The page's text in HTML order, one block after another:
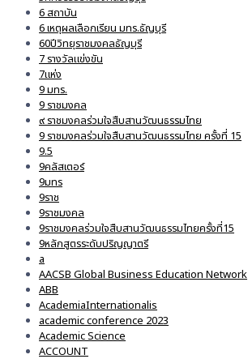
6 สถาบัน
6 เหตุผลเลือกเรียน มทร.ธัญบุรี
60ปีวิทยุราชมงคลธัญบุรี
7 รางวัลแข่งขัน
7แห่ง
9 มทร.
9 ราชมงคล
๙ ราชมงคลร่วมใจสืบสานวัฒนธรรมไทย
9 ราชมงคลร่วมใจสืบสานวัฒนธรรมไทย ครั้งที่ 15
9.5
9คลัสเตอร์
9มทร
9ราช
9ราชมงคล
9ราชมงคลร่วมใจสืบสานวัฒนธรรมไทยครั้งที่15
9หลักสูตรระดับปริญญาตรี
a
AACSB Global Business Education Network
ABB
AcademiaInternationalis
academic conference 2023
Academic Science
ACCOUNT